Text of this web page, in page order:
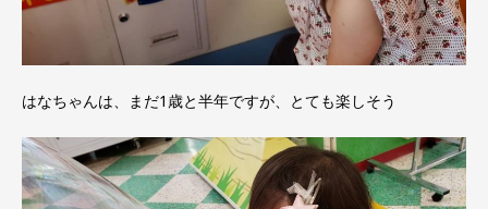
はなちゃんは、まだ1歳と半年ですが、とても楽しそう